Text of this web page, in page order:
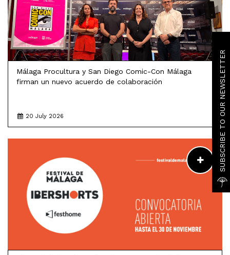
SUBSCRIBE TO OUR NEWSLETTER
Málaga Procultura y San Diego Comic-Con Málaga
firman un nuevo acuerdo de colaboración
20 July 2026